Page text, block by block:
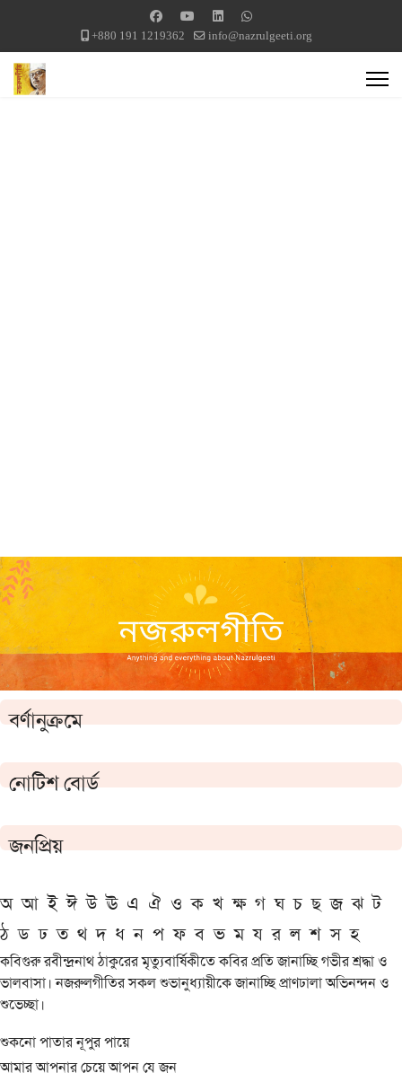
+880 191 1219362 info@nazrulgeeti.org
বর্ণানুক্রমে
নোটিশ বোর্ড
জনপ্রিয়
অ আ ই ঈ উ ঊ এ ঐ ও ক খ ক্ষ গ ঘ চ ছ জ ঝ ট
ঠ ড ঢ ত থ দ ধ ন প ফ ব ভ ম য র ল শ স হ
কবিগুরু রবীন্দ্রনাথ ঠাকুরের মৃত্যুবার্ষিকীতে কবির প্রতি জানাচ্ছি গভীর শ্রদ্ধা ও
ভালবাসা। নজরুলগীতির সকল শুভানুধ্যায়ীকে জানাচ্ছি প্রাণঢালা অভিনন্দন ও
শুভেচ্ছা।
শুকনো পাতার নূপুর পায়ে
আমার আপনার চেয়ে আপন যে জন